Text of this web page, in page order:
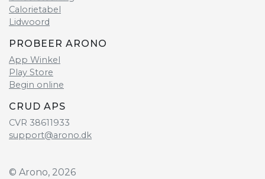
Calorietabel
Lidwoord
PROBEER ARONO
App Winkel
Play Store
Begin online
CRUD APS
CVR 38611933
support@arono.dk
© Arono, 2026